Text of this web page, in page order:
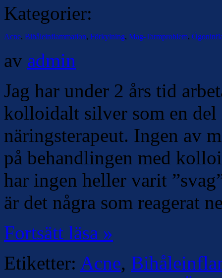
Kategorier:
Acne, Bihåleinflammation, Förkylning, Mag-Tarmproblem,
av admin
Jag har under 2 års tid
kolloidalt silver som en
näringsterapeut. Ingen av
på behandlingen med
har ingen heller varit
är det några som reagerat
Fortsätt läsa »
Etiketter: Acne,